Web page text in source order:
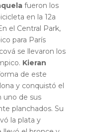
fueron los
en la 12a
el Central Park,
para París
se llevaron los
Kieran
de este
y conquistó el
uno de sus
planchados. Su
la plata y